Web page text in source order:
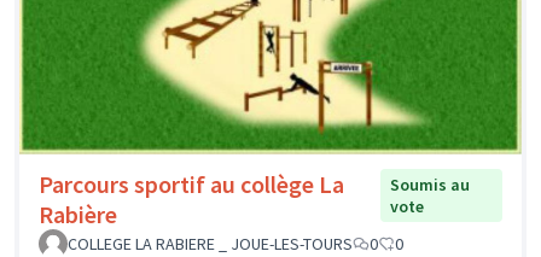
Parcours sportif au collège La
Rabière
Soumis au
vote
COLLEGE LA RABIERE _ JOUE-LES-TOURS
0 0